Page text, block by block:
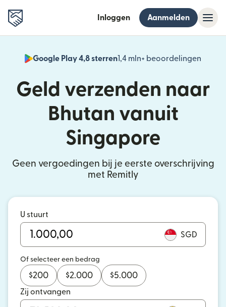
Inloggen Aanmelden
Google Play 4,8 sterren1,4 mln+ beoordelingen
Geld verzenden naar
Bhutan vanuit
Singapore
Geen vergoedingen bij je eerste overschrijving
met Remitly
U stuurt
SGD
Of selecteer een bedrag
$200 $2.000 $5.000
Zij ontvangen